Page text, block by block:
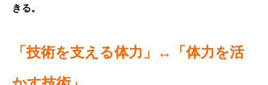
きる。
「技術を支える体力」↔「体力を活